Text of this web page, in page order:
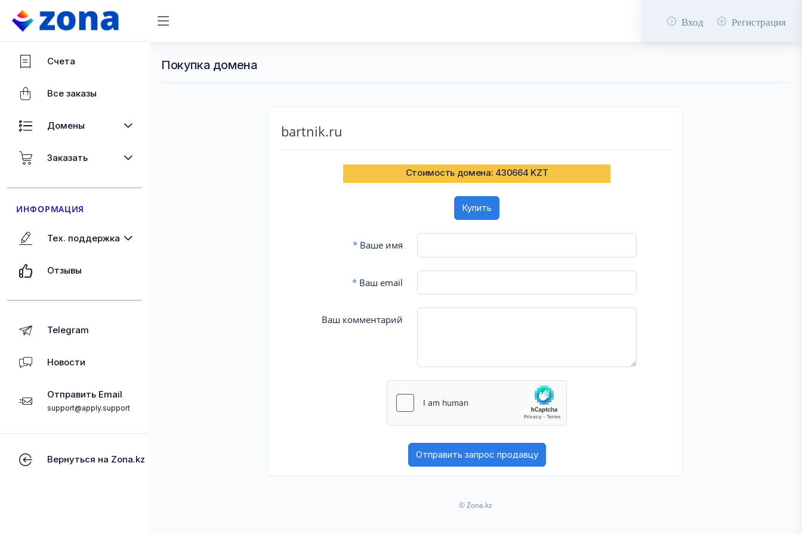
Вход Регистрация
Счета
Все заказы
Домены
Заказать
ИНФОРМАЦИЯ
Тех. поддержка
Отзывы
Telegram
Новости
Отправить Email
support@apply.support
Вернуться на Zona.kz
Покупка домена
bartnik.ru
Стоимость домена: 430664 KZT
Купить
*Ваше имя
*Ваш email
Ваш комментарий
© Zona.kz